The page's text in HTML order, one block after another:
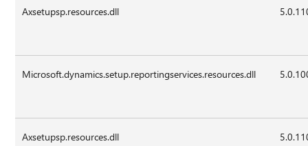
Axsetupsp.resources.dll
Microsoft.dynamics.setup.reportingservices.resources.dll
Axsetupsp.resources.dll